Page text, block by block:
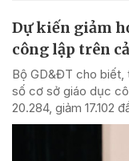
Dự kiến giảm
công lập trên
Bộ GD&ĐT cho biết,
số cơ sở giáo dục
20.284, giảm 17.102